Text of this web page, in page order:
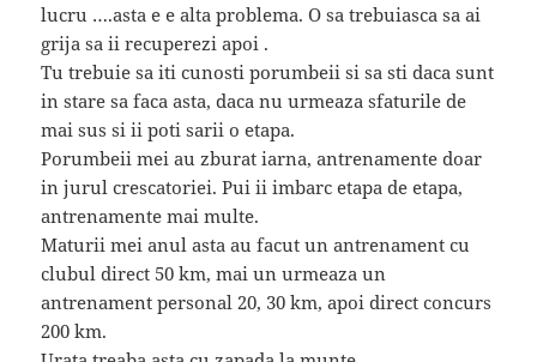
lucru ….asta e e alta problema. O sa trebuiasca sa ai
grija sa ii recuperezi apoi .
Tu trebuie sa iti cunosti porumbeii si sa sti daca sunt
in stare sa faca asta, daca nu urmeaza sfaturile de
mai sus si ii poti sarii o etapa.
Porumbeii mei au zburat iarna, antrenamente doar
in jurul crescatoriei. Pui ii imbarc etapa de etapa,
antrenamente mai multe.
Maturii mei anul asta au facut un antrenament cu
clubul direct 50 km, mai un urmeaza un
antrenament personal 20, 30 km, apoi direct concurs
200 km.